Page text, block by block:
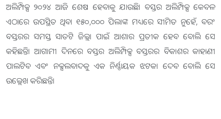
ଅଲିମ୍ପିକ୍ସ ୨୦୨୪ ଆଜି ଶେଷ ହେବାକୁ ଯାଉଛି। ବସ୍ତର ଅଲିମ୍ପିକ୍ସ କେବଳ
ଏଠାରେ ଉପସ୍ଥିତ ଥିବା ୧୫୦,୦୦୦ ପିଲାଙ୍କ ମଧ୍ୟରେ ସୀମିତ ନୁହେଁ, ବରଂ
ବସ୍ତରର ସମସ୍ତ ସାତଟି ଜିଲ୍ଲା ପାଇଁ ଆଶାର ପ୍ରତୀକ ହେବ ବୋଲି ସେ
କହିଛନ୍ତି। ଆଗାମୀ ଦିନରେ ବସ୍ତର ଅଲିମ୍ପିକ୍ସ ବସ୍ତରର ବିକାଶର କାହାଣୀ
ପାଲଟିବ ଏବଂ ନକ୍ସଲବାଦକୁ ଏକ ନିର୍ଣ୍ଣାୟକ ଝଟକା ଦେବ ବୋଲି ସେ
ଉଲ୍ଲେଖ କରିଛନ୍ତି।